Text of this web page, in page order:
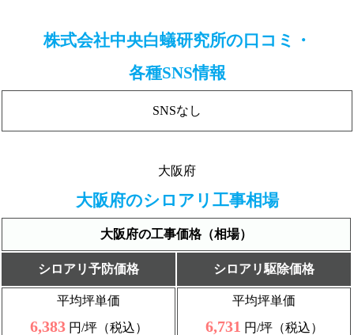
株式会社中央白蟻研究所の口コミ・
各種SNS情報
SNSなし
大阪府
大阪府のシロアリ工事相場
大阪府の工事価格（相場）
シロアリ予防価格 シロアリ駆除価格
平均坪単価
6,383円/坪（税込）
平均坪単価
6,731 円/坪（税込）